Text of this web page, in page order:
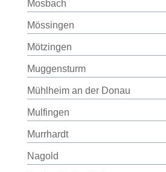
Mosbach
Mössingen
Mötzingen
Muggensturm
Mühlheim an der Donau
Mulfingen
Murrhardt
Nagold